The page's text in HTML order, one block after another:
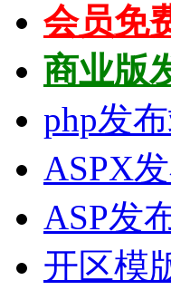
会员免
商业版
php发
ASPX
ASP发
开区模